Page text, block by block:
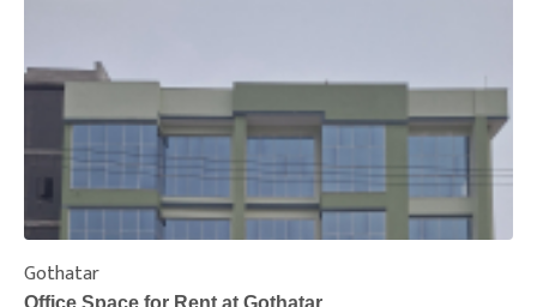
Gothatar
Office Space for Rent at Gothatar